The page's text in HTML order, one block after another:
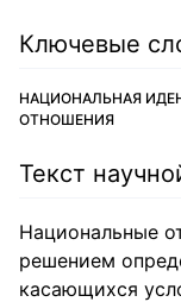
Ключевые
НАЦИОНАЛЬНАЯ
ОТНОШЕНИЯ
Текст
Национальные
решением
касающихся